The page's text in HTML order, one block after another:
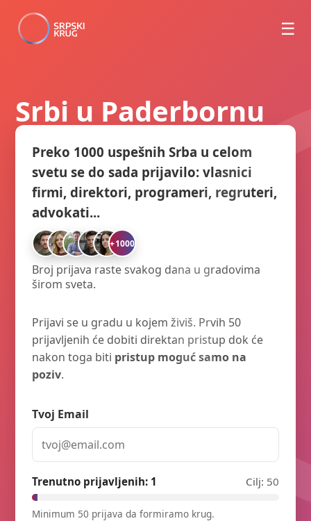
☰
Srbi u Paderbornu
Preko 1000 uspešnih Srba u celom
svetu se do sada prijavilo: vlasnici
firmi, direktori, programeri, regruteri,
advokati...
+1000
Broj prijava raste svakog dana u gradovima
širom sveta.
Prijavi se u gradu u kojem živiš. Prvih 50
prijavljenih će dobiti direktan pristup dok će
nakon toga biti pristup moguć samo na
poziv.
Tvoj Email
Trenutno prijavljenih: 1 Cilj: 50
Minimum 50 prijava da formiramo krug.